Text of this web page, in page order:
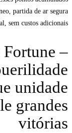
partida de ar segura
sem custos adicionais.
Fortune –
unidade
grandes
vitórias